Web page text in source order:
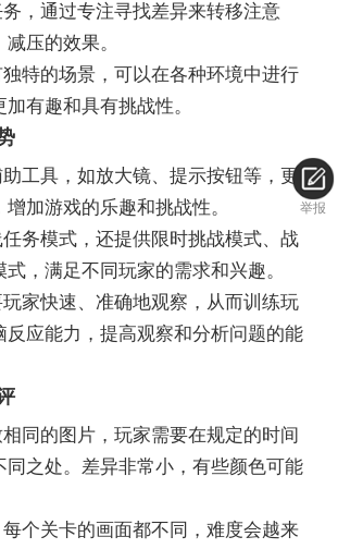
，通过专注寻找差异来转移注意
压的效果。
特的场景，可以在各种环境中进行
有趣和具有挑战性。
工具，如放大镜、提示按钮等，更
加游戏的乐趣和挑战性。
务模式，还提供限时挑战模式、战
，满足不同玩家的需求和兴趣。
家快速、准确地观察，从而训练玩
反应能力，提高观察和分析问题的能
同的图片，玩家需要在规定的时间
同之处。差异非常小，有些颜色可能
个关卡的画面都不同，难度会越来
举报